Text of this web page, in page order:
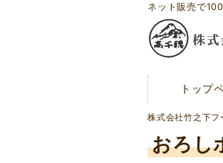
ネット販売で
トップ
株式会社竹之下フ
おろし
トップページ
メディア紹介